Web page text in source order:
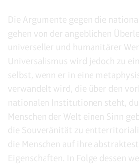
Die Argumente gegen die
gehen von der angeblichen
universeller und humanitärer
Universalismus wird jedoch zu
selbst, wenn er in eine
verwandelt wird, die über den
nationalen Institutionen steht,
Menschen der Welt einen Sinn
die Souveränität zu
die Menschen auf ihre
Eigenschaften. In Folge dessen